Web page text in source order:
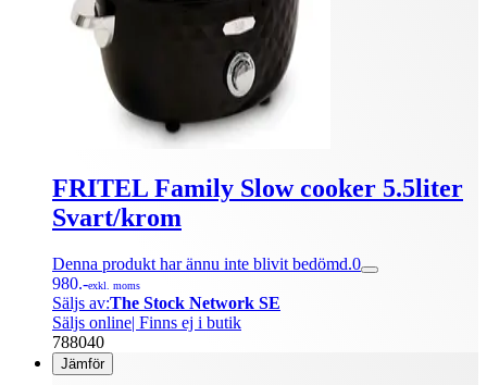
FRITEL Family Slow cooker 5.5liter
Svart/krom
Denna produkt har ännu inte blivit bedömd.0
980.-exkl. moms
Säljs av:The Stock Network SE
Säljs online| Finns ej i butik
788040
Jämför